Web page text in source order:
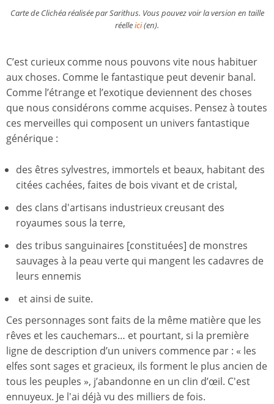
Carte de Clichéa réalisée par Sarithus. Vous pouvez voir la version en taille
réelleici(en).
C’est curieux comme nous pouvons vite nous habituer
aux choses. Comme le fantastique peut devenir banal.
Comme l’étrange et l’exotique deviennent des choses
que nous considérons comme acquises. Pensez à toutes
ces merveilles qui composent un univers fantastique
générique :
des êtres sylvestres, immortels et beaux, habitant des
citées cachées, faites de bois vivant et de cristal,
des clans d'artisans industrieux creusant des
royaumes sous la terre,
des tribus sanguinaires [constituées] de monstres
sauvages à la peau verte qui mangent les cadavres de
leurs ennemis
et ainsi de suite.
Ces personnages sont faits de la même matière que les
rêves et les cauchemars… et pourtant, si la première
ligne de description d’un univers commence par : « les
elfes sont sages et gracieux, ils forment le plus ancien de
tous les peuples », j’abandonne en un clin d’œil. C'est
ennuyeux. Je l'ai déjà vu des milliers de fois.